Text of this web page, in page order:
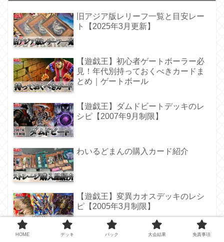
旧アジア版レリーフ一覧と目安レー
ト【2025年3月更新】
【遊戯王】初心者ゲートボーラー必
見！年代別持っておくべきカードま
とめ｜ゲートボール
【遊戯王】ダムドビートデッキのレ
シピ【2007年9月制限】
わいるどまんの購入カード紹介
【遊戯王】変異カオスデッキのレシ
ピ【2005年3月制限】
HOME デッキ パック 大会結果 免責事項